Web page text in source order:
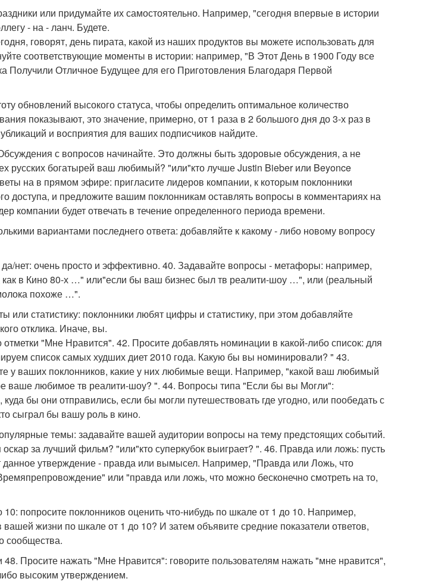
или придумайте их самостоятельно. Например, "сегодня впервые в истории
- на - ланч. Будете.
говорят, день пирата, какой из наших продуктов вы можете использовать для
соответствующие моменты в истории: например, "В Этот День в 1900 Году все
Получили Отличное Будущее для его Приготовления Благодаря Первой
обновлений высокого статуса, чтобы определить оптимальное количество
показывают, это значение, примерно, от 1 раза в 2 большого дня до 3-х раз в
и восприятия для ваших подписчиков найдите.
с вопросов начинайте. Это должны быть здоровые обсуждения, а не
русских богатырей ваш любимый? "или"кто лучше Justin Bieber или Beyonce
на в прямом эфире: пригласите лидеров компании, к которым поклонники
доступа, и предложите вашим поклонникам оставлять вопросы в комментариях на
компании будет отвечать в течение определенного периода времени.
вариантами последнего ответа: добавляйте к какому - либо новому вопросу
нет: очень просто и эффективно. 40. Задавайте вопросы - метафоры: например,
в Кино 80-х …" или"если бы ваш бизнес был тв реалити-шоу …", или (реальный
похоже …".
или статистику: поклонники любят цифры и статистику, при этом добавляйте
отклика. Иначе, вы.
"Мне Нравится". 42. Просите добавлять номинации в какой-либо список: для
список самых худших диет 2010 года. Какую бы вы номинировали? " 43.
у ваших поклонников, какие у них любимые вещи. Например, "какой ваш любимый
ваше любимое тв реалити-шоу? ". 44. Вопросы типа "Если бы вы Могли":
бы они отправились, если бы могли путешествовать где угодно, или пообедать с
сыграл бы вашу роль в кино.
темы: задавайте вашей аудитории вопросы на тему предстоящих событий.
за лучший фильм? "или"кто суперкубок выиграет? ". 46. Правда или ложь: пусть
данное утверждение - правда или вымысел. Например, "Правда или Ложь, что
или "правда или ложь, что можно бесконечно смотреть на то,
попросите поклонников оценить что-нибудь по шкале от 1 до 10. Например,
жизни по шкале от 1 до 10? И затем объявите средние показатели ответов,
сообщества.
Просите нажать "Мне Нравится": говорите пользователям нажать "мне нравится",
высоким утверждением.